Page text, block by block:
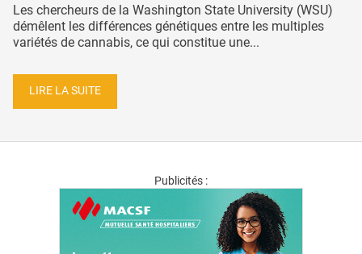
Les chercheurs de la Washington State University (WSU)
démêlent les différences génétiques entre les multiples
variétés de cannabis, ce qui constitue une...
LIRE LA SUITE
Publicités :